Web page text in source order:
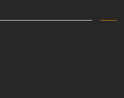
vignes